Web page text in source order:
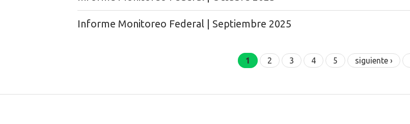
Informe Monitoreo Federal | Septiembre 2025
1 2 3 4 5 siguiente ›